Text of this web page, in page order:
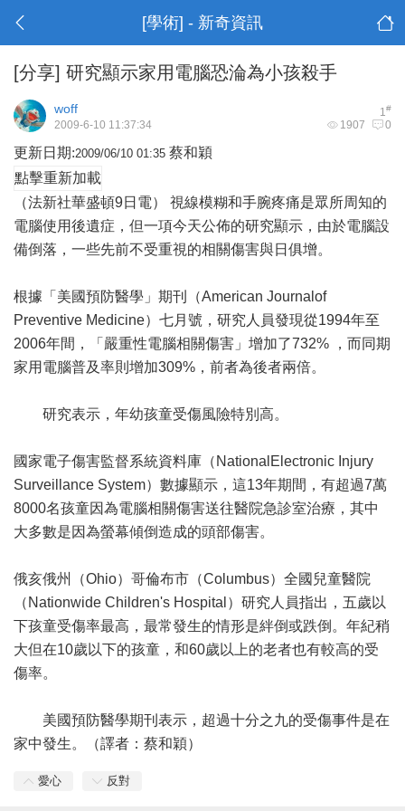
[學術] - 新奇資訊
[分享] 研究顯示家用電腦恐淪為小孩殺手
1#
woff
1907 0
2009-6-10 11:37:34
更新日期:2009/06/10 01:35 蔡和穎
點擊重新加載
（法新社華盛頓9日電） 視線模糊和手腕疼痛是眾所周知的
電腦使用後遺症，但一項今天公佈的研究顯示，由於電腦設
備倒落，一些先前不受重視的相關傷害與日俱增。
根據「美國預防醫學」期刊（American Journalof
Preventive Medicine）七月號，研究人員發現從1994年至
2006年間，「嚴重性電腦相關傷害」增加了732% ，而同期
家用電腦普及率則增加309%，前者為後者兩倍。
研究表示，年幼孩童受傷風險特別高。
國家電子傷害監督系統資料庫（NationalElectronic Injury
Surveillance System）數據顯示，這13年期間，有超過7萬
8000名孩童因為電腦相關傷害送往醫院急診室治療，其中
大多數是因為螢幕傾倒造成的頭部傷害。
俄亥俄州（Ohio）哥倫布市（Columbus）全國 兒童醫院
（Nationwide Children's Hospital）研究人員指出，五歲以
下孩童受傷率最高，最常發生的情形是絆倒或跌倒。年紀稍
大但在10歲以下的孩童，和60歲以上的老者也有較高的受
傷率。
美國預防醫學期刊表示，超過十分之九的受傷事件是在
家中發生。（譯者：蔡和穎）
愛心 反對